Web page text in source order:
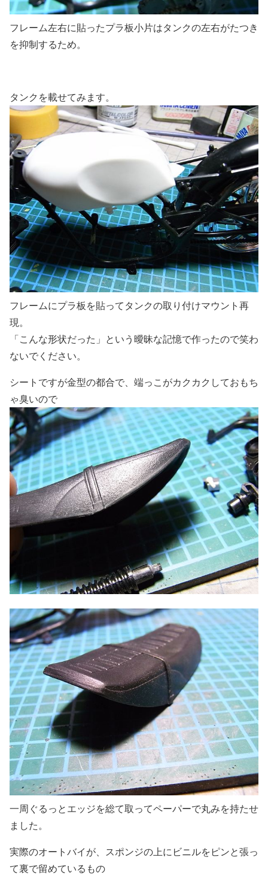
フレーム左右に貼ったプラ板小片はタンクの左右がたつき
を抑制するため。
タンクを載せてみます。
フレームにプラ板を貼ってタンクの取り付けマウント再
現。
「こんな形状だった」という曖昧な記憶で作ったので笑わ
ないでください。
シートですが金型の都合で、端っこがカクカクしておもち
ゃ臭いので
一周ぐるっとエッジを総て取ってペーパーで丸みを持たせ
ました。
実際のオートバイが、スポンジの上にビニルをピンと張っ
て裏で留めているもの